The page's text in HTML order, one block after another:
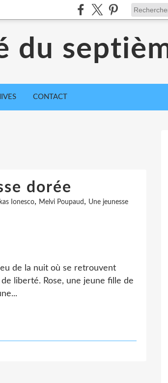
du
CONTACT
dorée
Ionesco, Melvi Poupaud , Une jeunesse
de la nuit où se retrouvent
liberté. Rose, une jeune fille de